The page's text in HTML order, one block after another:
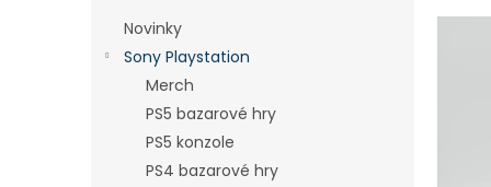
Novinky
Sony Playstation
Merch
PS5 bazarové hry
PS5 konzole
PS4 bazarové hry